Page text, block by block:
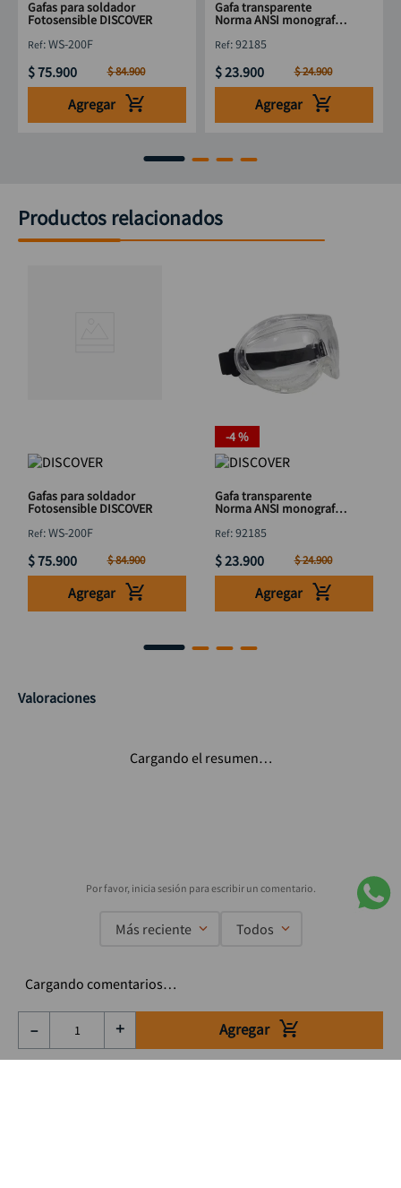
＋
－ Agregar
Gafas para soldador
Fotosensible DISCOVER
:WS-200F
$75.900 $84.900
Agregar
Gafa transparente
Norma ANSI monografa
:92185
$23.900 $24.900
Agregar
Productos relacionados
Gafas para soldador
Fotosensible DISCOVER
:WS-200F
$75.900 $84.900
Agregar
-4 %
Gafa transparente
Norma ANSI monografa
:92185
$23.900 $24.900
Agregar
Valoraciones
Cargando el resumen…
Más reciente Todos
Cargando comentarios…